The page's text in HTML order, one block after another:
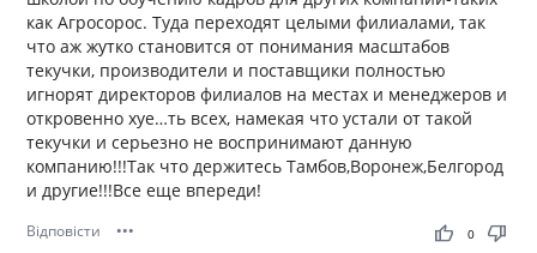
как Агросорос. Туда переходят целыми филиалами, так
что аж жутко становится от понимания масштабов
текучки, производители и поставщики полностью
игнорят директоров филиалов на местах и менеджеров и
откровенно хуе…ть всех, намекая что устали от такой
текучки и серьезно не воспринимают данную
компанию!!!Так что держитесь Тамбов,Воронеж,Белгород
и другие!!!Все еще впереди!
Відповісти ••• thumb_up thumb_down
0